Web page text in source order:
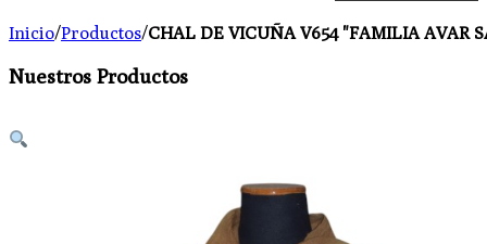
Inicio/Productos/CHAL DE VICUÑA V654 "FAMILIA AVAR
Nuestros Productos